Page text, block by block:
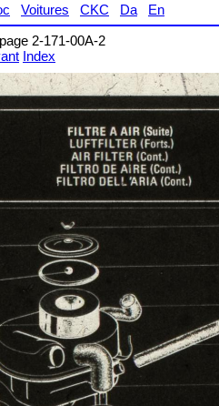
Voitures CKC Da
En
2-171-00A-2
Index